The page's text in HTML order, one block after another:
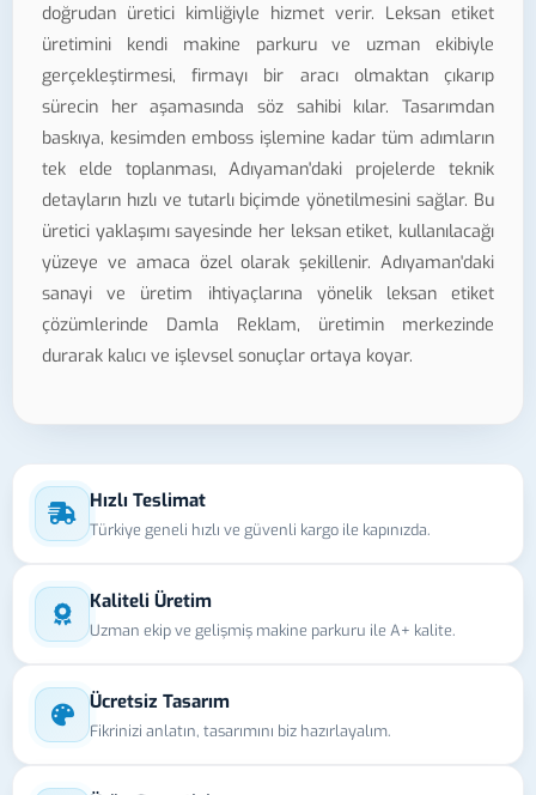
doğrudan üretici kimliğiyle hizmet verir. Leksan etiket
üretimini kendi makine parkuru ve uzman ekibiyle
gerçekleştirmesi, firmayı bir aracı olmaktan çıkarıp
sürecin her aşamasında söz sahibi kılar. Tasarımdan
baskıya, kesimden emboss işlemine kadar tüm adımların
tek elde toplanması, Adıyaman'daki projelerde teknik
detayların hızlı ve tutarlı biçimde yönetilmesini sağlar. Bu
üretici yaklaşımı sayesinde her leksan etiket, kullanılacağı
yüzeye ve amaca özel olarak şekillenir. Adıyaman'daki
sanayi ve üretim ihtiyaçlarına yönelik leksan etiket
çözümlerinde Damla Reklam, üretimin merkezinde
durarak kalıcı ve işlevsel sonuçlar ortaya koyar.
Hızlı Teslimat
Türkiye geneli hızlı ve güvenli kargo ile kapınızda.
Kaliteli Üretim
Uzman ekip ve gelişmiş makine parkuru ile A+ kalite.
Ücretsiz Tasarım
Fikrinizi anlatın, tasarımını biz hazırlayalım.